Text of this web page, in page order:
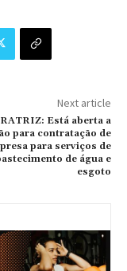
Next article
Está aberta a
para contratação de
para serviços de
de água e
esgoto